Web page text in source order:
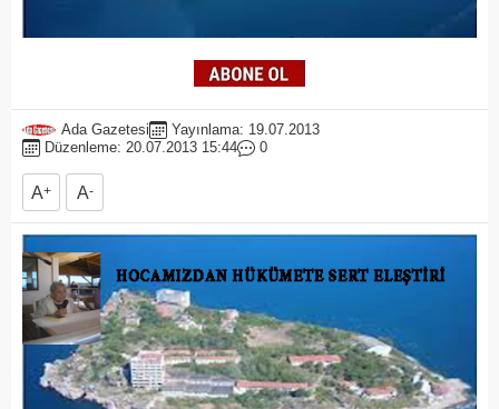
Ada Gazetesi
Yayınlama: 19.07.2013
Düzenleme: 20.07.2013 15:44
0
A+ A-